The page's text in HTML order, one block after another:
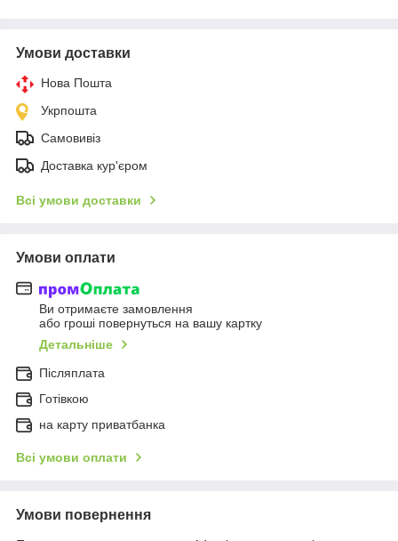
Умови доставки
Нова Пошта
Укрпошта
Самовивіз
Доставка кур'єром
Всі умови доставки
Умови оплати
Ви отримаєте замовлення
або гроші повернуться на вашу картку
Детальніше
Післяплата
Готівкою
на карту приватбанка
Всі умови оплати
Умови повернення